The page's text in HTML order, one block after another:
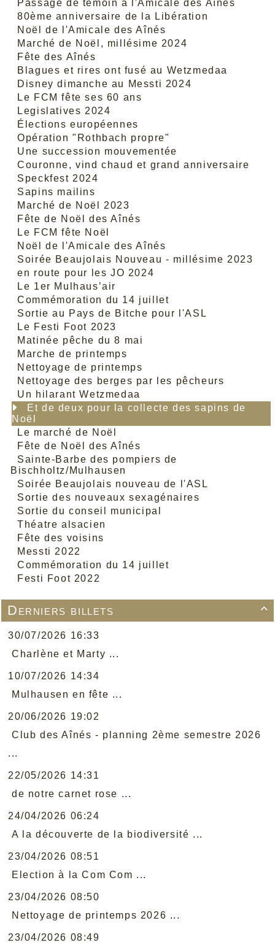
Passage de témoin à l'Amicale des Aînés
80ème anniversaire de la Libération
Noël de l'Amicale des Aînés
Marché de Noël, millésime 2024
Fête des Aînés
Blagues et rires ont fusé au Wetzmedaa
Disney dimanche au Messti 2024
Le FCM fête ses 60 ans
Legislatives 2024
Élections européennes
Opération "Rothbach propre"
Une succession mouvementée
Couronne, vind chaud et grand anniversaire
Speckfest 2024
Sapins mailins
Marché de Noël 2023
Fête de Noël des Aînés
Le FCM fête Noël
Noël de l'Amicale des Aînés
Soirée Beaujolais Nouveau - millésime 2023
en route pour les JO 2024
Le 1er Mulhaus’air
Commémoration du 14 juillet
Sortie au Pays de Bitche pour l'ASL
Le Festi Foot 2023
Matinée pêche du 8 mai
Marche de printemps
Nettoyage de printemps
Nettoyage des berges par les pêcheurs
Un hilarant Wetzmedaa
Et de deux pour la collecte des sapins de
Noël
Le marché de Noël
Fête de Noël des Aînés
Sainte-Barbe des pompiers de
Bischholtz/Mulhausen
Soirée Beaujolais nouveau de l'ASL
Sortie des nouveaux sexagénaires
Sortie du conseil municipal
Théatre alsacien
Fête des voisins
Messti 2022
Commémoration du 14 juillet
Festi Foot 2022

Derniers billets
30/07/2026 16:33
Charlène et Marty ...
10/07/2026 14:34
Mulhausen en fête ...
20/06/2026 19:02
Club des Aînés - planning 2ème semestre 2026
...
22/05/2026 14:31
de notre carnet rose ...
24/04/2026 06:24
A la découverte de la biodiversité ...
23/04/2026 08:51
Election à la Com Com ...
23/04/2026 08:50
Nettoyage de printemps 2026 ...
23/04/2026 08:49